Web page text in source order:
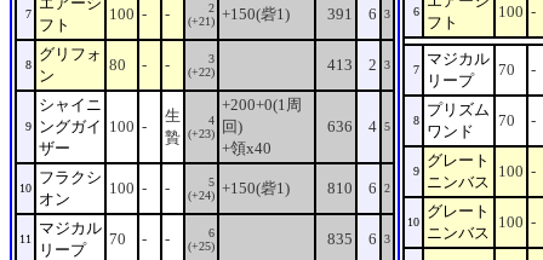
7
フト
100 - -
2
(+21) +150(砦1) 391 6 3
8
グリフォ
ン
80 - -
3
(+22)
413 2 3
9
シャイニ
ングガイ
ザー
100 -
生
贄
4
(+23)
+200+0(1周
回)
+領x40
636 4 5
10
フラクシ
オン
100 - -
5
(+24) +150(砦1) 810 6 2
11
マジカル
リープ
70 - -
6
(+25)
835 6 3
6
フト
100 -
7
マジカル
リープ
70 -
8
プリズム
ワンド
70 -
9
グレート
ニンバス
100 -
10
グレート
ニンバス
100 -